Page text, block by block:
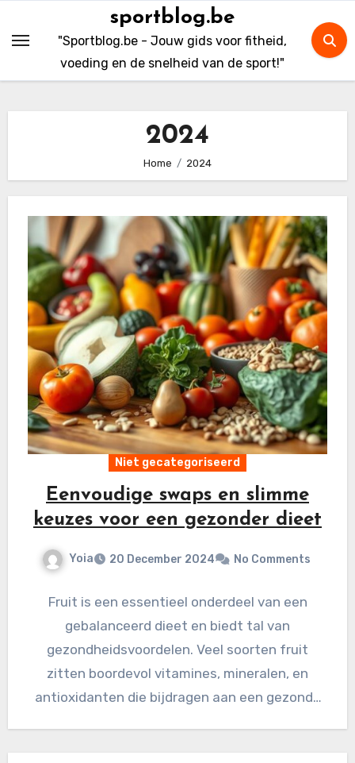
sportblog.be
"Sportblog.be - Jouw gids voor fitheid,
voeding en de snelheid van de sport!"
2024
Home 2024
Niet gecategoriseerd
Eenvoudige swaps en slimme
keuzes voor een gezonder dieet
Yoia 20 December 2024 No Comments
Fruit is een essentieel onderdeel van een
gebalanceerd dieet en biedt tal van
gezondheidsvoordelen. Veel soorten fruit
zitten boordevol vitamines, mineralen, en
antioxidanten die bijdragen aan een gezonde